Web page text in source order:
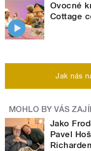
Ovocné
Cottage
Jak nás
MOHLO BY VÁS
Jako
Pavel